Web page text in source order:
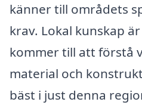
känner till områdets
krav. Lokal kunskap
kommer till att förstå
material och
bäst i just denna